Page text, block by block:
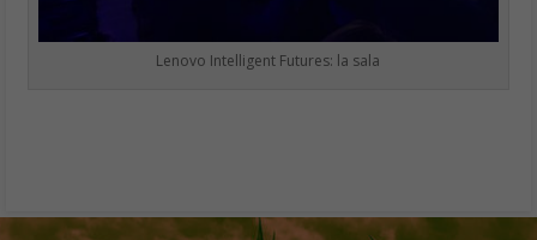
Lenovo Intelligent Futures: la sala